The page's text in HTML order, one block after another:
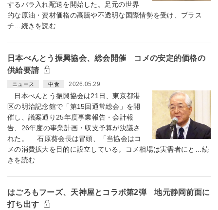
するバラ入れ配送を開始した。足元の世界
的な原油・資材価格の高騰や不透明な国際情勢を受け、プラス
チ…続きを読む
日本べんとう振興協会、総会開催 コメの安定的価格の
供給要請
ニュース 中食 2026.05.29
日本べんとう振興協会は21日、東京都港
区の明治記念館で「第15回通常総会」を開
催し、議案通り25年度事業報告・会計報
告、26年度の事業計画・収支予算が決議さ
れた。 石原葵会長は冒頭、「当協会はコ
メの消費拡大を目的に設立している。コメ相場は実需者にと…続
きを読む
はごろもフーズ、天神屋とコラボ第2弾 地元静岡前面に
打ち出す